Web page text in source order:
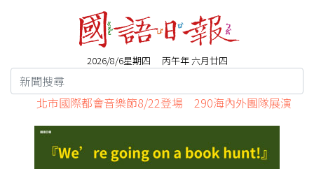
2026/8/6星期四 丙午年 六月廿四
北市國際都會音樂節8/22登場 290海內外團隊展演